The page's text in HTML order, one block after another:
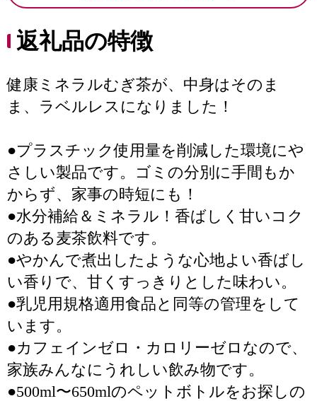
返礼品の特徴
健康ミネラルむぎ茶が、中身はそのま
ま、ラベルレスになりました！
●プラスチック使用量を削減した環境にや
さしい製品です。ゴミの分別に手間もか
からず、家事の時短にも！
●水分補給＆ミネラル！香ばしく甘いコク
のある麦茶飲料です。
●やかんで煮出したような心地よい香ばし
い香りで、甘くすっきりとした味わい。
●乳児用規格適用食品と同等の管理をして
います。
●カフェインゼロ・カロリーゼロなので、
家族みんなにうれしい飲み物です。
●500ml〜650mlのペットボトルをお探しの